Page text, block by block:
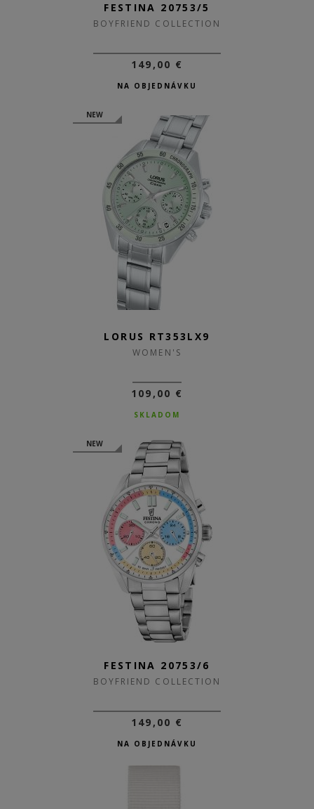
FESTINA 20753/5
BOYFRIEND COLLECTION
149,00 €
NA OBJEDNÁVKU
NEW
LORUS RT353LX9
WOMEN'S
109,00 €
SKLADOM
NEW
FESTINA 20753/6
BOYFRIEND COLLECTION
149,00 €
NA OBJEDNÁVKU